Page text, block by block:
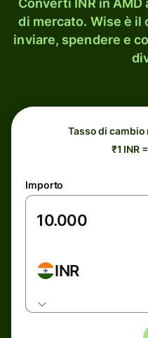
Converti INR in
di mercato. Wise è
inviare, spendere e
Tasso di
₹1 INR
Importo
INR